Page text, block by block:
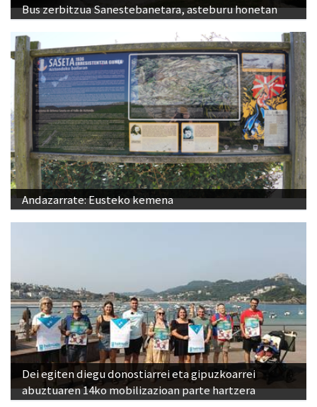
Bus zerbitzua Sanestebanetara, asteburu honetan
Andazarrate: Eusteko kemena
Dei egiten diegu donostiarrei eta gipuzkoarrei
abuztuaren 14ko mobilizazioan parte hartzera